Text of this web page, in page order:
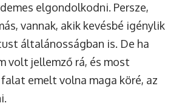
elgondolkodni. Persze,
vannak, akik kevésbé igénylik
általánosságban is. De ha
volt jellemző rá, és most
emelt volna maga köré, az